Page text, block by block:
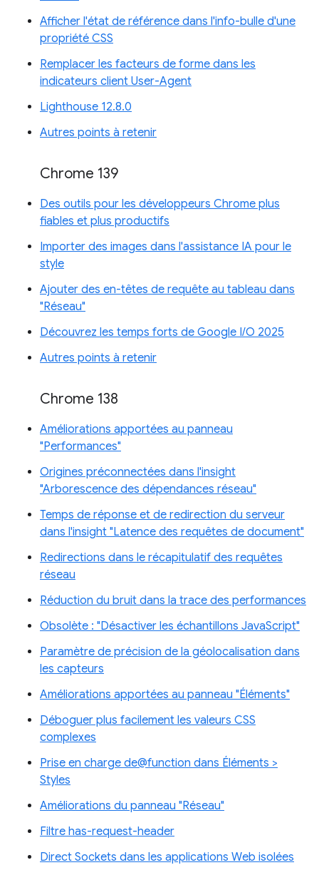
Afficher l'état de référence dans l'info-bulle d'une
propriété CSS
Remplacer les facteurs de forme dans les
indicateurs client User-Agent
Lighthouse 12.8.0
Autres points à retenir
Chrome 139
Des outils pour les développeurs Chrome plus
fiables et plus productifs
Importer des images dans l'assistance IA pour le
style
Ajouter des en-têtes de requête au tableau dans
"Réseau"
Découvrez les temps forts de Google I/O 2025
Autres points à retenir
Chrome 138
Améliorations apportées au panneau
"Performances"
Origines préconnectées dans l'insight
"Arborescence des dépendances réseau"
Temps de réponse et de redirection du serveur
dans l'insight "Latence des requêtes de document"
Redirections dans le récapitulatif des requêtes
réseau
Réduction du bruit dans la trace des performances
Obsolète : "Désactiver les échantillons JavaScript"
Paramètre de précision de la géolocalisation dans
les capteurs
Améliorations apportées au panneau "Éléments"
Déboguer plus facilement les valeurs CSS
complexes
Prise en charge de@function dans Éléments >
Styles
Améliorations du panneau "Réseau"
Filtre has-request-header
Direct Sockets dans les applications Web isolées